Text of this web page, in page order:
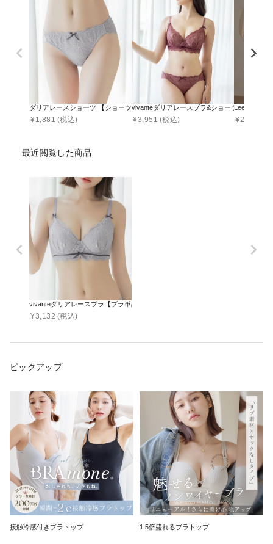
ダリアレースショーツ 【ショーツ単品】
¥1,881 (税込)
vivanteダリアレースブラ&ショーツ / 補正ブラ
¥3,951 (税込)
Leene コデ
¥2,094
最近閲覧した商品
vivanteダリアレースブラ【ブラ単品】 / 補正ブラに見えない脇肉撃退ブラ
¥3,132 (税込)
ピックアップ
接触冷感付きブラトップ 1.5倍盛れるブラトップ